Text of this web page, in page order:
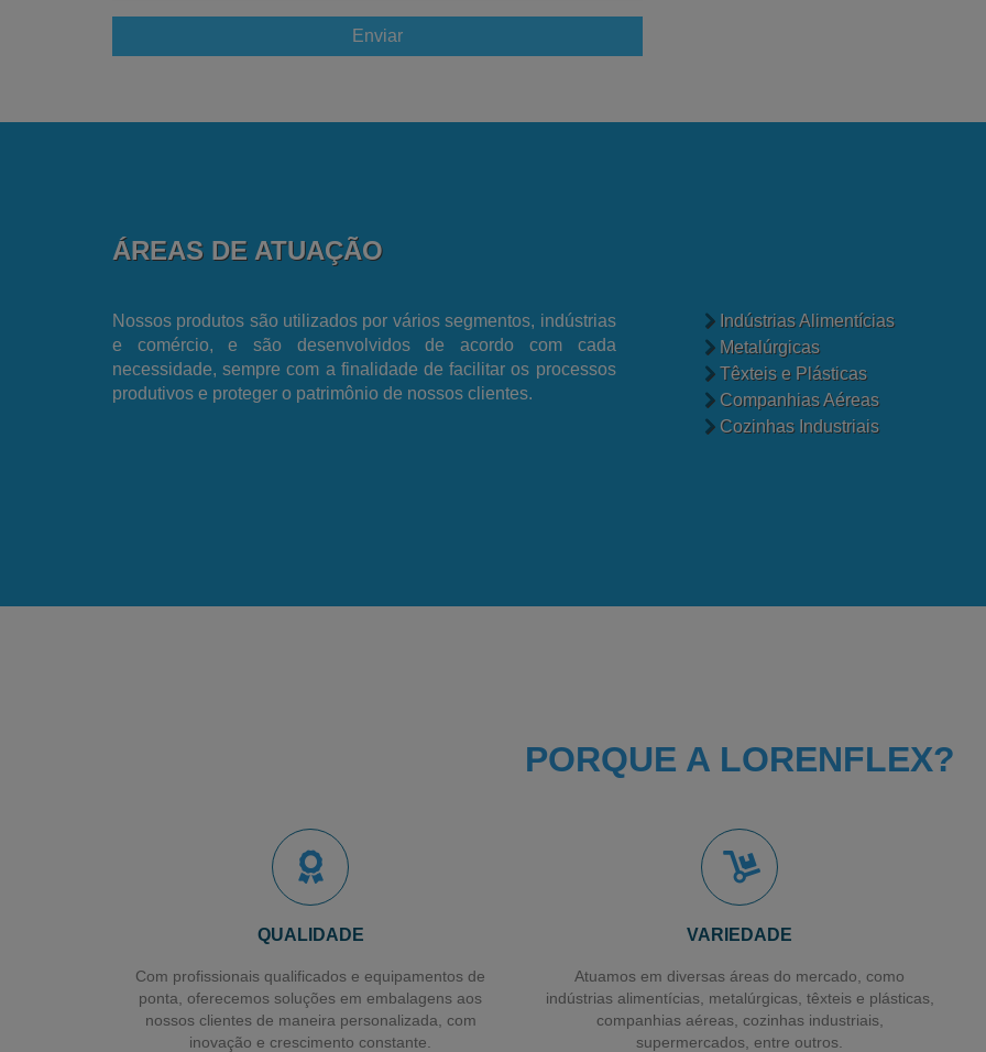
Enviar
ÁREAS DE ATUAÇÃO
Nossos produtos são utilizados por vários segmentos, indústrias
e comércio, e são desenvolvidos de acordo com cada
necessidade, sempre com a finalidade de facilitar os processos
produtivos e proteger o patrimônio de nossos clientes.
Indústrias Alimentícias
Metalúrgicas
Têxteis e Plásticas
Companhias Aéreas
Cozinhas Industriais
PORQUE A LORENFLEX?
QUALIDADE
Com profissionais qualificados e equipamentos de
ponta, oferecemos soluções em embalagens aos
nossos clientes de maneira personalizada, com
inovação e crescimento constante.
VARIEDADE
Atuamos em diversas áreas do mercado, como
indústrias alimentícias, metalúrgicas, têxteis e plásticas,
companhias aéreas, cozinhas industriais,
supermercados, entre outros.